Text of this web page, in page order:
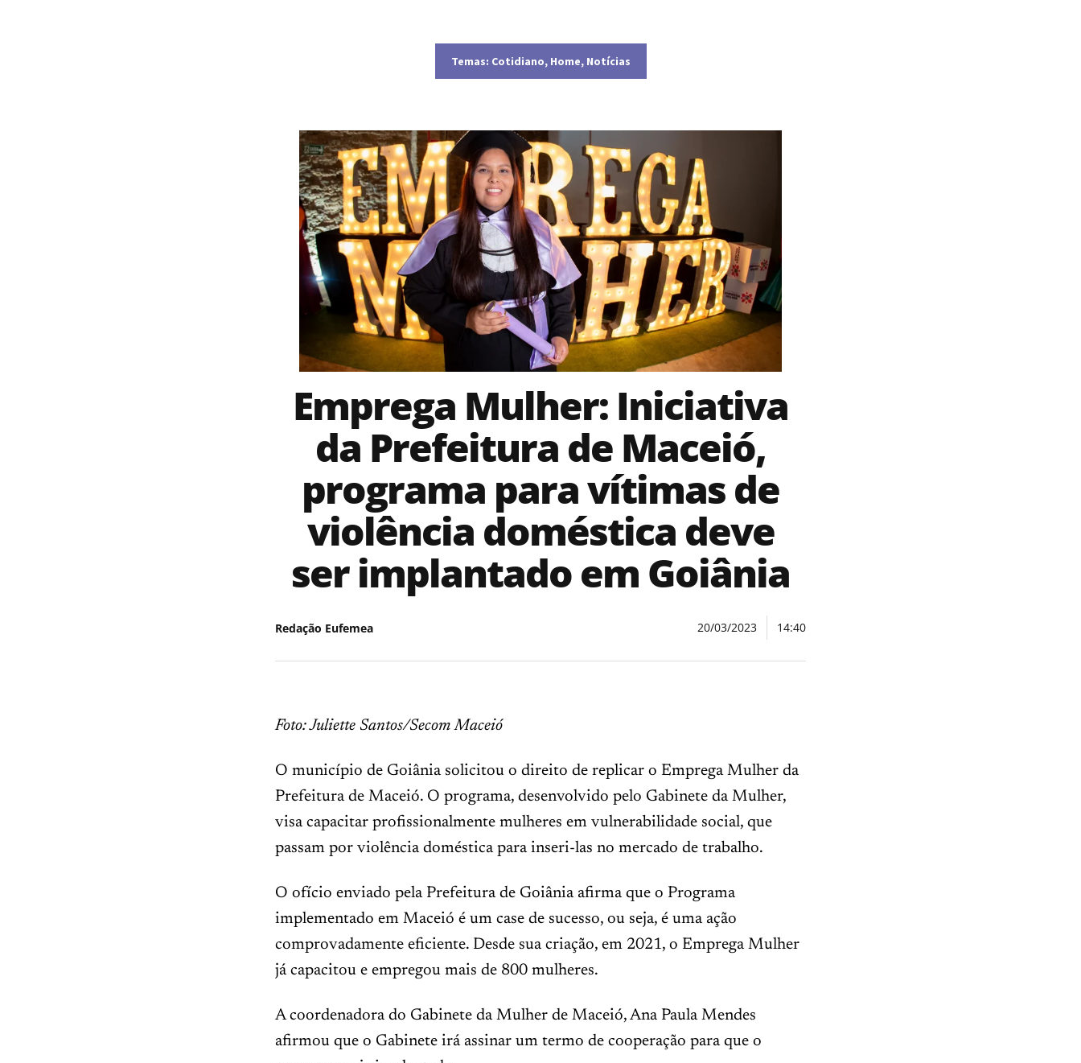
Temas: Cotidiano, Home, Notícias
Emprega Mulher: Iniciativa
da Prefeitura de Maceió,
programa para vítimas de
violência doméstica deve
ser implantado em Goiânia
Redação Eufemea 20/03/2023 14:40
Foto: Juliette Santos/Secom Maceió
O município de Goiânia solicitou o direito de replicar o Emprega Mulher da
Prefeitura de Maceió. O programa, desenvolvido pelo Gabinete da Mulher,
visa capacitar profissionalmente mulheres em vulnerabilidade social, que
passam por violência doméstica para inseri-las no mercado de trabalho.
O ofício enviado pela Prefeitura de Goiânia afirma que o Programa
implementado em Maceió é um case de sucesso, ou seja, é uma ação
comprovadamente eficiente. Desde sua criação, em 2021, o Emprega Mulher
já capacitou e empregou mais de 800 mulheres.
A coordenadora do Gabinete da Mulher de Maceió, Ana Paula Mendes
afirmou que o Gabinete irá assinar um termo de cooperação para que o